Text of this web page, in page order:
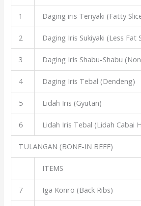
1 Daging iris Teriyaki (Fatty
2 Daging Iris Sukiyaki (Less Fat
3 Daging Iris Shabu-Shabu
4 Daging Iris Tebal (Dendeng)
5 Lidah Iris (Gyutan)
6 Lidah Iris Tebal (Lidah Cabai
TULANGAN (BONE-IN BEEF)
ITEMS
7 Iga Konro (Back Ribs)